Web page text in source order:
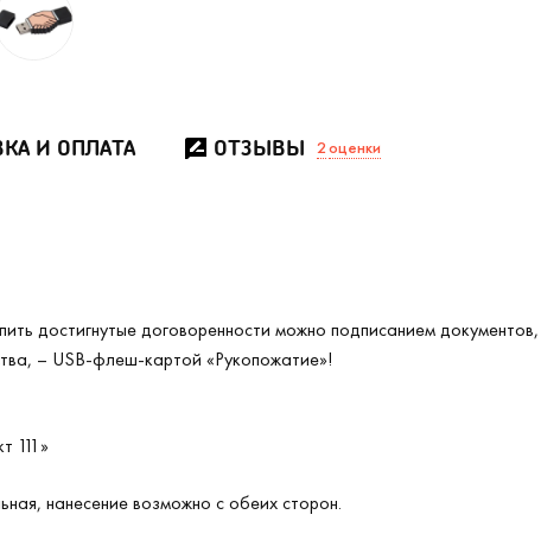
И ОПЛАТА ОТЗЫВЫ 2оценки
достигнутые договоренности можно подписанием
– USB-флеш-картой «Рукопожатие»!
111»
нанесение возможно с обеих сторон.